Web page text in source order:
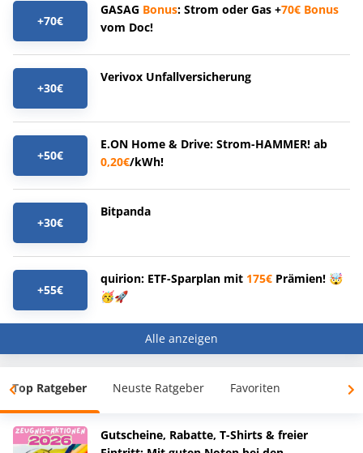
+70€
GASAG Bonus: Strom oder Gas +70€ Bonus
vom Doc!
+30€
Verivox Unfallversicherung
+50€
E.ON Home & Drive: Strom-HAMMER! ab
0,20€/kWh!
+30€
Bitpanda
+55€
quirion: ETF-Sparplan mit 175€ Prämien! 🤯
🥳🚀
Alle anzeigen
Top Ratgeber Neuste Ratgeber Favoriten
Gutscheine, Rabatte, T-Shirts & freier